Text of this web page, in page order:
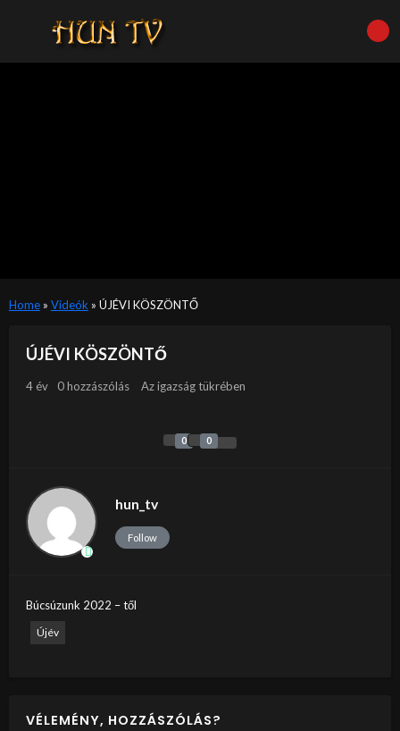
Home» Videók » ÚJÉVI KÖSZÖNTŐ
ÚJÉVI KÖSZÖNTŐ
4 év 0 hozzászólás Az igazság tükrében
0 0
hun_tv
Follow
Búcsúzunk 2022 – től
Újév
VÉLEMÉNY, HOZZÁSZÓLÁS?